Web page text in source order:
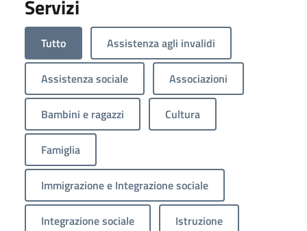
Servizi
Tutto Assistenza agli invalidi
Assistenza sociale Associazioni
Bambini e ragazzi Cultura
Famiglia
Immigrazione e Integrazione sociale
Integrazione sociale Istruzione